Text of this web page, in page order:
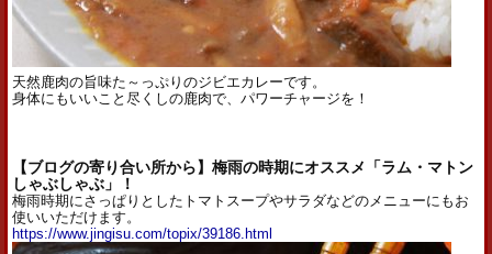
天然鹿肉の旨味た～っぷりのジビエカレーです。
身体にもいいこと尽くしの鹿肉で、パワーチャージを！
【ブログの寄り合い所から】梅雨の時期にオススメ「ラム・マトン
しゃぶしゃぶ」！
梅雨時期にさっぱりとしたトマトスープやサラダなどのメニューにもお
使いいただけます。
https://www.jingisu.com/topix/39186.html